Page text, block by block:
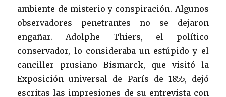
ambiente de misterio y conspiración. Algunos
observadores penetrantes no se dejaron
engañar. Adolphe Thiers, el político
conservador, lo consideraba un estúpido y el
canciller prusiano Bismarck, que visitó la
Exposición universal de París de 1855, dejó
escritas las impresiones de su entrevista con